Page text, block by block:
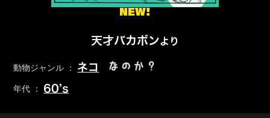
NEW!
天才バカボンより
動物ジャンル ： ネコ なのか？
年代 ： 60’s